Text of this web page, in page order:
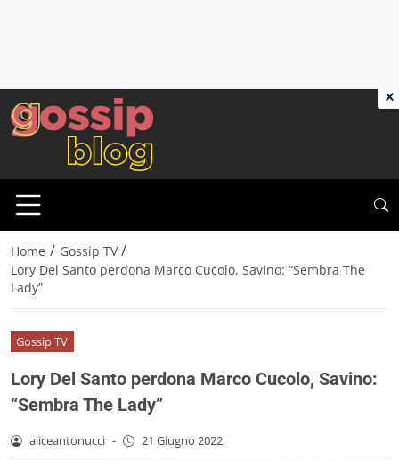
Home / Gossip TV /
Lory Del Santo perdona Marco Cucolo, Savino: “Sembra The
Lady”
Gossip TV
Lory Del Santo perdona Marco Cucolo, Savino:
“Sembra The Lady”
aliceantonucci - 21 Giugno 2022
×